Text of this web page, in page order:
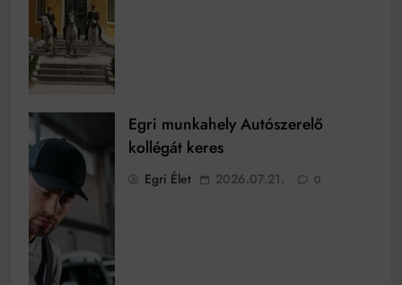
Egri munkahely Autószerelő
kollégát keres
Egri Élet 2026.07.21. 0